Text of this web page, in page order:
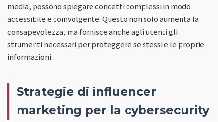
media, possono spiegare concetti complessi in modo
accessibile e coinvolgente. Questo non solo aumenta la
consapevolezza, ma fornisce anche agli utenti gli
strumenti necessari per proteggere se stessi e le proprie
informazioni.
Strategie di influencer
marketing per la cybersecurity